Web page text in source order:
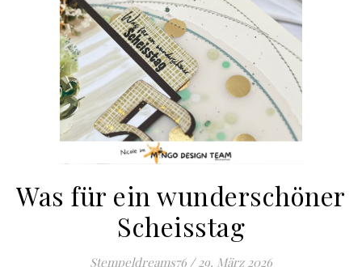
Was für ein wunderschöner
Scheisstag
Stempeldreams76 / 29. März 2026